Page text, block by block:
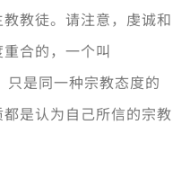
教徒。请注意，虔诚和
合的，一个叫
是同一种宗教态度的
是认为自己所信的宗教